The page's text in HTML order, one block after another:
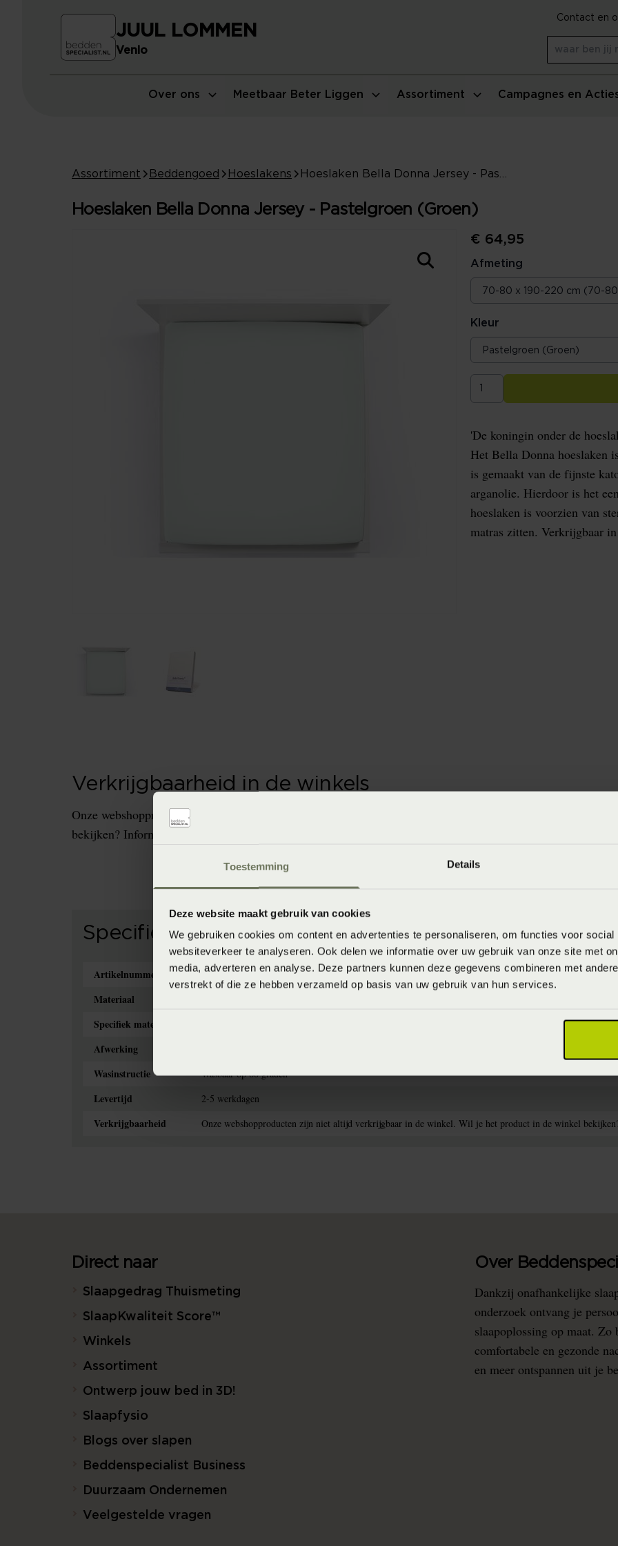
Toestemming Details
Deze website maakt gebruik van cookies
We gebruiken cookies om content en advertenties te personaliseren, om functies voor
websiteverkeer te analyseren. Ook delen we informatie over uw gebruik van onze site met
media, adverteren en analyse. Deze partners kunnen deze gegevens combineren met
verstrekt of die ze hebben verzameld op basis van uw gebruik van hun services.
Over ons Meetbaar Beter Liggen Assortiment Campagnes en
JUUL LOMMEN
Venlo
Contact en
Assortiment Beddengoed Hoeslakens
Hoeslaken Bella Donna Jersey - Pastelgroen (Groen)
€ 64,95
Afmeting
Kleur
'De koningin onder de
Het Bella Donna hoeslaken
is gemaakt van de fijnste
arganolie. Hierdoor is het
hoeslaken is voorzien van
matras zitten. Verkrijgbaar
Verkrijgbaarheid in de winkels
Onze webshopproducten zijn niet altijd verkrijgbaar in de winkel. Wil je het product in de winkel
bekijken? Informeer dan eerst naar de beschikbaarheid.
Specificaties
Artikelnummer 4005540441807
Materiaal
Specifiek materiaal
Afwerking
Wasinstructie Wasbaar op 60 graden
Levertijd 2-5 werkdagen
Verkrijgbaarheid Onze webshopproducten zijn niet altijd verkrijgbaar in de winkel. Wil je het product in de winkel
Direct naar
Slaapgedrag Thuismeting
SlaapKwaliteit Score™
Winkels
Assortiment
Ontwerp jouw bed in 3D!
Slaapfysio
Blogs over slapen
Beddenspecialist Business
Duurzaam Ondernemen
Veelgestelde vragen
Over
Dankzij onafhankelijke
onderzoek ontvang je
slaapoplossing op maat.
comfortabele en gezonde
en meer ontspannen uit je